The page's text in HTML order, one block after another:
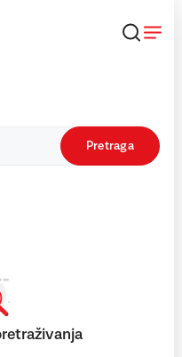
Pretraga